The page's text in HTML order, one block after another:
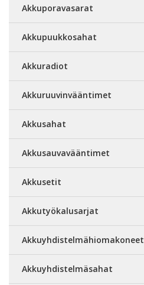
Akkuporavasarat
Akkupuukkosahat
Akkuradiot
Akkuruuvinvääntimet
Akkusahat
Akkusauvavääntimet
Akkusetit
Akkutyökalusarjat
Akkuyhdistelmähiomakoneet
Akkuyhdistelmäsahat